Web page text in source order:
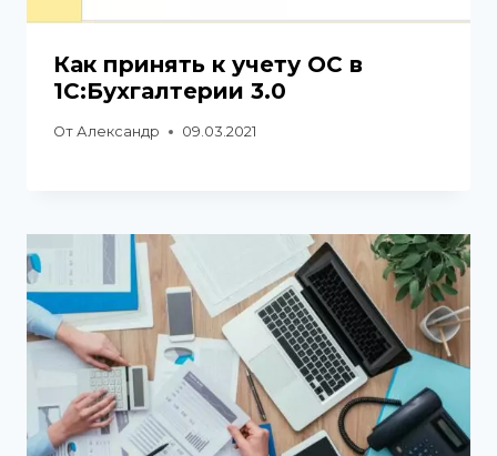
Как принять к учету ОС в
1С:Бухгалтерии 3.0
От Александр 09.03.2021